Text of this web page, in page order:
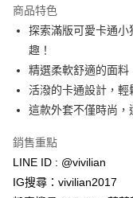
合作金庫商業銀行
華南商業銀行
上海商業儲蓄銀行
國泰世華商業銀行
臺灣中小企業銀行
匯豐（台灣）商業銀行
聯邦商業銀行
元大商業銀行
台新國際商業銀行
台灣樂天信用卡公司
超商取貨付款
LINE Pay
Apple Pay
街口支付
悠遊付
Google Pay
商品特色
探索滿版可愛卡通
趣！
精選柔軟舒適的面料
活潑的卡通設計，輕
這款外套不僅時尚，
銷售重點
LINE ID : @vivilian
IG搜尋：vivilian2017